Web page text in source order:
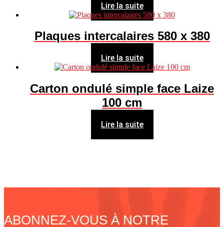
Lire la suite
Plaques intercalaires 580 x 380
Lire la suite
Carton ondulé simple face Laize
100 cm
Lire la suite
ABONNEZ-VOUS À NOTRE